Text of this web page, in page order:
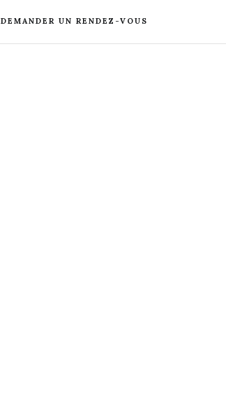
DEMANDER UN RENDEZ-VOUS